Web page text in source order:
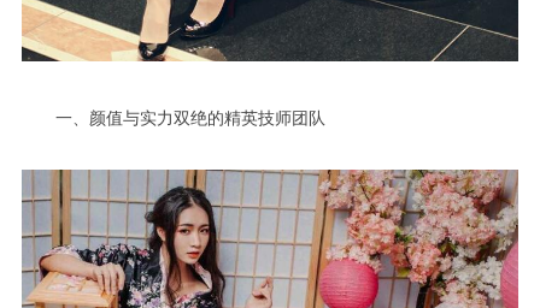
一、颜值与实力双绝的精英技师团队